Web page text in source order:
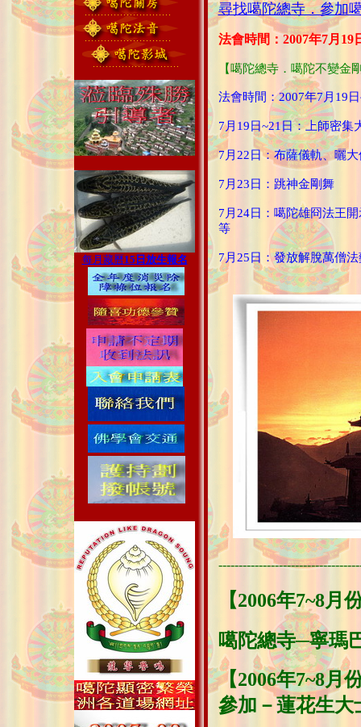
每月藏曆15日放生報名
尋找噶陀總寺．參加
法會時間：2007年7月19
【噶陀總寺．噶陀不變金
法會時間：2007年7月19
7月19日~21日：上師密集
7月22日：布薩儀軌、曬大
7月23日：跳神金剛舞
7月24日：噶陀雄冏法王
等
7月25日：發放解脫萬僧
【2006年7~8月
噶陀總寺─寧瑪
【2006年7~8月
參加－蓮花生大